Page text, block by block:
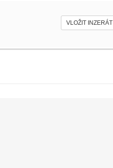
VLOŽIT INZERÁT